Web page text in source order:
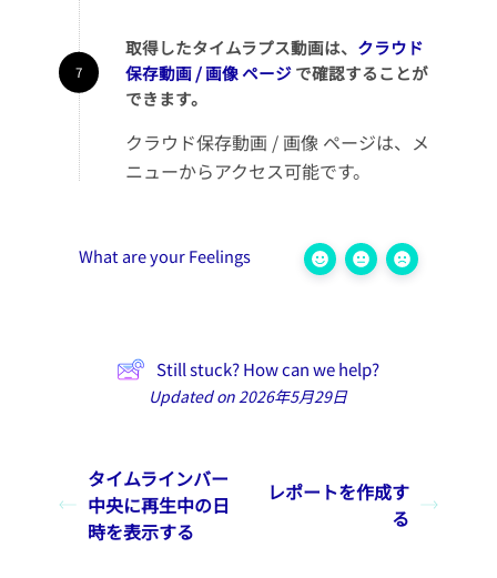
取得したタイムラプス動画は、 クラウド
保存動画 / 画像 ページで確認することが
できます。
クラウド保存動画 / 画像 ページは、メ
ニューからアクセス可能です。
What are your Feelings
Still stuck? How can we help?
Updated on 2026年5月29日
タイムラインバー
中央に再生中の日
時を表示する
レポートを作成す
る